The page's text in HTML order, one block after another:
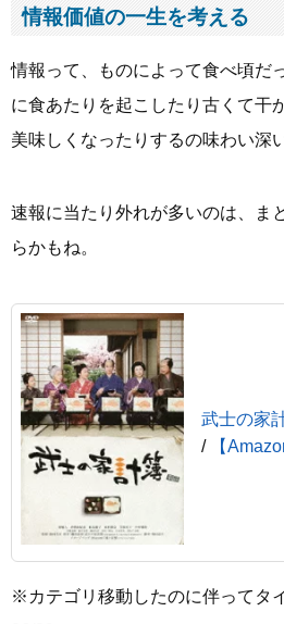
情報価値の一生を考える
情報って、ものによって食べ頃だ
に食あたりを起こしたり古くて干
美味しくなったりするの味わい深い
速報に当たり外れが多いのは、ま
らかもね。
武士の家
/
【
※カテゴリ移動したのに伴って